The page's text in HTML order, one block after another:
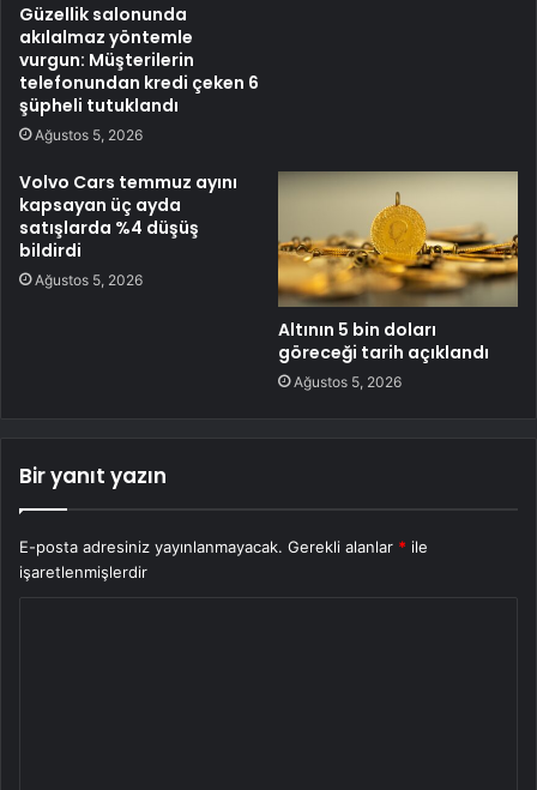
Güzellik salonunda
akılalmaz yöntemle
vurgun: Müşterilerin
telefonundan kredi çeken 6
şüpheli tutuklandı
Ağustos 5, 2026
Volvo Cars temmuz ayını
kapsayan üç ayda
satışlarda %4 düşüş
bildirdi
Ağustos 5, 2026
Altının 5 bin doları
göreceği tarih açıklandı
Ağustos 5, 2026
Bir yanıt yazın
E-posta adresiniz yayınlanmayacak. Gerekli alanlar * ile
işaretlenmişlerdir